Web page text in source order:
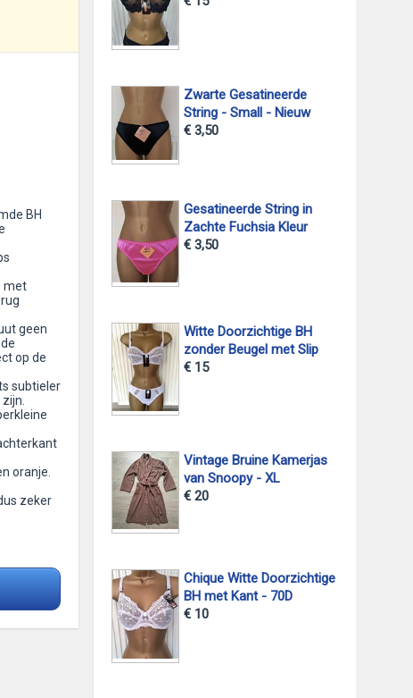
BH
met
geen
op de
subtieler
oranje.
zeker
Zwarte Gesatineerde
String - Small - Nieuw
€ 3,50
Gesatineerde String in
Zachte Fuchsia Kleur
€ 3,50
Witte Doorzichtige BH
zonder Beugel met Slip
€ 15
Vintage Bruine Kamerjas
van Snoopy - XL
€ 20
Chique Witte Doorzichtige
BH met Kant - 70D
€ 10